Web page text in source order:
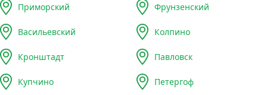
Приморский Фрунзенский
Васильевский Колпино
Кронштадт Павловск
Купчино Петергоф